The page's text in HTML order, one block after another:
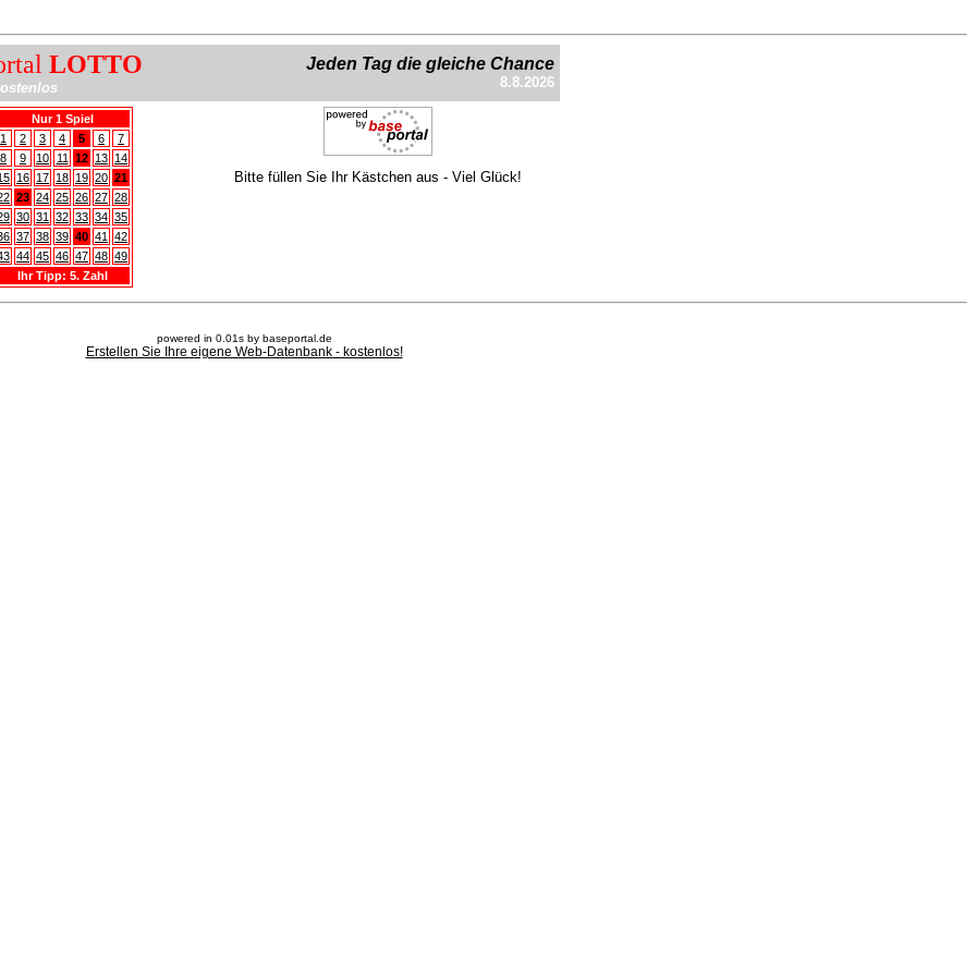
LOTTO Jeden Tag die gleiche Chance
8.8.2026
Nur 1 Spiel
1
2 3 4 5 6
7
8
9 10 11 12 13 14
16 17 18 19 20 21
23 24 25 26 27 28
30 31 32 33 34 35
37 38 39 40 41
42
44 45 46 47 48 49
Ihr Tipp: 5. Zahl
Bitte füllen Sie Ihr Kästchen aus - Viel Glück!
powered in 0.01s by baseportal.de
Erstellen Sie Ihre eigene Web-Datenbank - kostenlos!